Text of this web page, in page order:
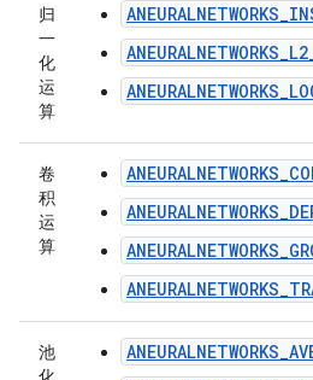
归
一
化
运
算
卷
积
运
算
池